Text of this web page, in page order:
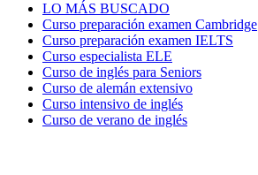
LO MÁS BUSCADO
Curso preparación examen Cambridge
Curso preparación examen IELTS
Curso especialista ELE
Curso de inglés para Seniors
Curso de alemán extensivo
Curso intensivo de inglés
Curso de verano de inglés